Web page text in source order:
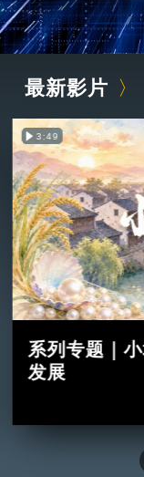
最新影片
3:49
系列专题｜
发展